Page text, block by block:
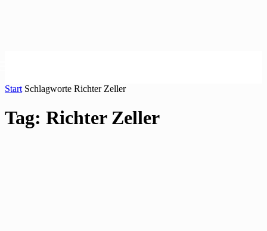
Start Schlagworte Richter Zeller
Tag: Richter Zeller